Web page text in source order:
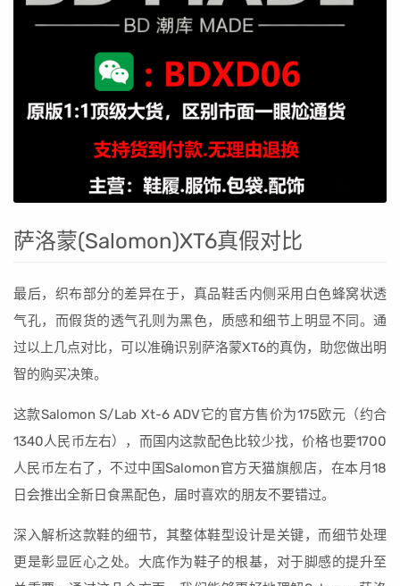
萨洛蒙(Salomon)XT6真假对比
最后，织布部分的差异在于，真品鞋舌内侧采用白色蜂窝状透
气孔，而假货的透气孔则为黑色，质感和细节上明显不同。通
过以上几点对比，可以准确识别萨洛蒙XT6的真伪，助您做出明
智的购买决策。
这款Salomon S/Lab Xt-6 ADV它的官方售价为175欧元（约合
1340人民币左右），而国内这款配色比较少找，价格也要1700
人民币左右了，不过中国Salomon官方天猫旗舰店，在本月18
日会推出全新日食黑配色，届时喜欢的朋友不要错过。
深入解析这款鞋的细节，其整体鞋型设计是关键，而细节处理
更是彰显匠心之处。大底作为鞋子的根基，对于脚感的提升至